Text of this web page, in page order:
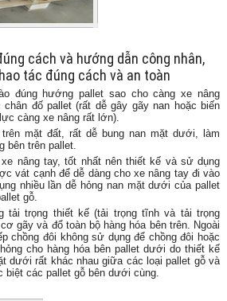
cách và hướng dẫn công nhân,
tác đúng cách và an toàn
đúng hướng pallet sao cho càng xe nâng
chân đố pallet (rất dễ gây gãy nan hoặc biến
càng xe nâng rất lớn).
mặt đất, rất dễ bung nan mặt dưới, làm
bên trên pallet.
nâng tay, tốt nhất nên thiết kế và sử dụng
vát cạnh để dễ dàng cho xe nâng tay đi vào
nhiều lần dễ hỏng nan mặt dưới của pallet
gỗ.
tải trọng thiết kế (tải trọng tĩnh và tải trọng
gãy và đổ toàn bộ hàng hóa bên trên. Ngoài
chồng đôi không sử dụng để chồng đôi hoặc
cho hàng hóa bên pallet dưới do thiết kế
dưới rất khác nhau giữa các loại pallet gỗ và
biệt các pallet gỗ bên dưới cùng.